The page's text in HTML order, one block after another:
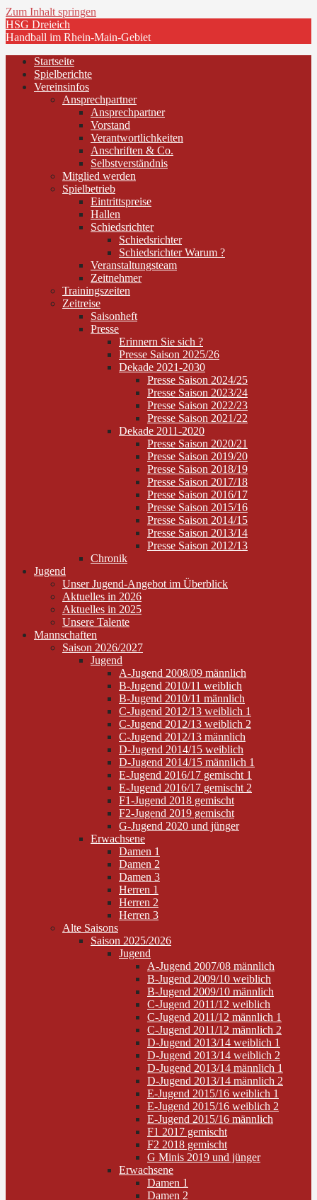
Zum Inhalt springen
HSG Dreieich
Handball im Rhein-Main-Gebiet
Startseite
Spielberichte
Vereinsinfos
Ansprechpartner
Ansprechpartner
Vorstand
Verantwortlichkeiten
Anschriften & Co.
Selbstverständnis
Mitglied werden
Spielbetrieb
Eintrittspreise
Hallen
Schiedsrichter
Schiedsrichter
Schiedsrichter Warum ?
Veranstaltungsteam
Zeitnehmer
Trainingszeiten
Zeitreise
Saisonheft
Presse
Erinnern Sie sich ?
Presse Saison 2025/26
Dekade 2021-2030
Presse Saison 2024/25
Presse Saison 2023/24
Presse Saison 2022/23
Presse Saison 2021/22
Dekade 2011-2020
Presse Saison 2020/21
Presse Saison 2019/20
Presse Saison 2018/19
Presse Saison 2017/18
Presse Saison 2016/17
Presse Saison 2015/16
Presse Saison 2014/15
Presse Saison 2013/14
Presse Saison 2012/13
Chronik
Jugend
Unser Jugend-Angebot im Überblick
Aktuelles in 2026
Aktuelles in 2025
Unsere Talente
Mannschaften
Saison 2026/2027
Jugend
A-Jugend 2008/09 männlich
B-Jugend 2010/11 weiblich
B-Jugend 2010/11 männlich
C-Jugend 2012/13 weiblich 1
C-Jugend 2012/13 weiblich 2
C-Jugend 2012/13 männlich
D-Jugend 2014/15 weiblich
D-Jugend 2014/15 männlich 1
E-Jugend 2016/17 gemischt 1
E-Jugend 2016/17 gemischt 2
F1-Jugend 2018 gemischt
F2-Jugend 2019 gemischt
G-Jugend 2020 und jünger
Erwachsene
Damen 1
Damen 2
Damen 3
Herren 1
Herren 2
Herren 3
Alte Saisons
Saison 2025/2026
Jugend
A-Jugend 2007/08 männlich
B-Jugend 2009/10 weiblich
B-Jugend 2009/10 männlich
C-Jugend 2011/12 weiblich
C-Jugend 2011/12 männlich 1
C-Jugend 2011/12 männlich 2
D-Jugend 2013/14 weiblich 1
D-Jugend 2013/14 weiblich 2
D-Jugend 2013/14 männlich 1
D-Jugend 2013/14 männlich 2
E-Jugend 2015/16 weiblich 1
E-Jugend 2015/16 weiblich 2
E-Jugend 2015/16 männlich
F1 2017 gemischt
F2 2018 gemischt
G Minis 2019 und jünger
Erwachsene
Damen 1
Damen 2